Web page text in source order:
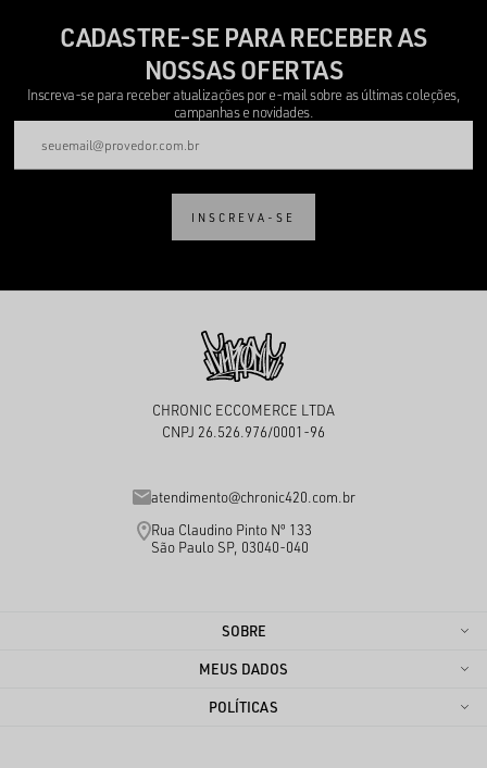
CADASTRE-SE PARA RECEBER AS
NOSSAS OFERTAS
Inscreva-se para receber atualizações por e-mail sobre as últimas coleções,
campanhas e novidades.
INSCREVA-SE
CHRONIC ECCOMERCE LTDA
CNPJ 26.526.976/0001-96
atendimento@chronic420.com.br
Rua Claudino Pinto Nº 133
São Paulo SP, 03040-040
SOBRE
MEUS DADOS
POLÍTICAS